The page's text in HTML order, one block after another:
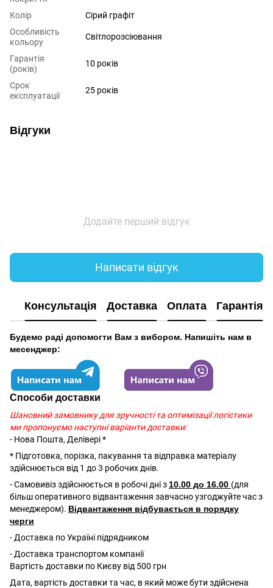
Колір
Сірий графіт
Особливість
кольору
Світлорозсіювання
Гарантія
(років)
10 років
Срок
експлуатації
25 років
Відгуки
Додайте перший відгук
Написати відгук
Консультація Доставка Оплата Гарантія
Будемо раді допомогти Вам з вибором. Напишіть нам в
месенджер:
Способи доставки
Шановний замовнику для зручності та оптимізації логістики
ми пропонуємо наступні варіанти доставки:
- Нова Пошта, Делівері *
* Підготовка, порізка, пакування та відправка матеріалу
здійснюється від 1 до 3 робочих днів.
- Самовивіз здійснюється в робочі дні з 10.00 до 16.00 (для
більш оперативного відвантаження завчасно узгоджуйте час з
менеджером). Відвантаження відбувається в порядку
черги
- Доставка по Україні підрядником
- Доставка транспортом компанії
Вартість доставки по Києву від 500 грн
Дата, вартість доставки та час, в який може бути здійснена